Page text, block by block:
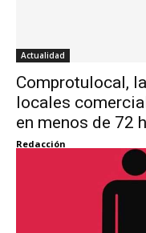
Actualidad
Comprotulocal,
locales
en menos de 72
Redacción